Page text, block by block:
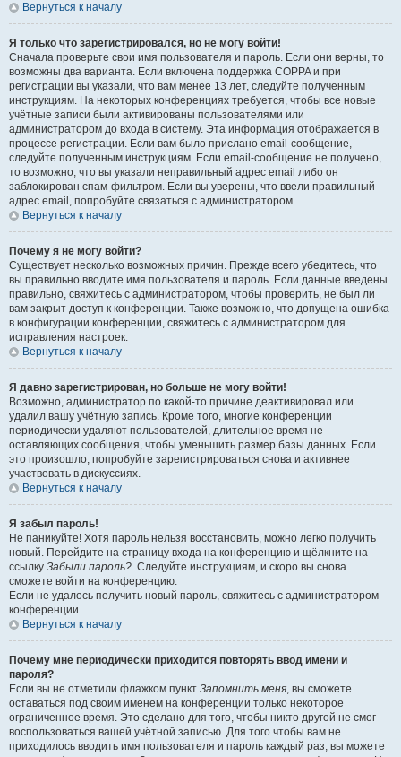
Вернуться к началу
Я только что зарегистрировался, но не могу войти!
Сначала проверьте свои имя пользователя и пароль. Если они верны, то
возможны два варианта. Если включена поддержка COPPA и при
регистрации вы указали, что вам менее 13 лет, следуйте полученным
инструкциям. На некоторых конференциях требуется, чтобы все новые
учётные записи были активированы пользователями или
администратором до входа в систему. Эта информация отображается в
процессе регистрации. Если вам было прислано email-сообщение,
следуйте полученным инструкциям. Если email-сообщение не получено,
то возможно, что вы указали неправильный адрес email либо он
заблокирован спам-фильтром. Если вы уверены, что ввели правильный
адрес email, попробуйте связаться с администратором.
Вернуться к началу
Почему я не могу войти?
Существует несколько возможных причин. Прежде всего убедитесь, что
вы правильно вводите имя пользователя и пароль. Если данные введены
правильно, свяжитесь с администратором, чтобы проверить, не был ли
вам закрыт доступ к конференции. Также возможно, что допущена ошибка
в конфигурации конференции, свяжитесь с администратором для
исправления настроек.
Вернуться к началу
Я давно зарегистрирован, но больше не могу войти!
Возможно, администратор по какой-то причине деактивировал или
удалил вашу учётную запись. Кроме того, многие конференции
периодически удаляют пользователей, длительное время не
оставляющих сообщения, чтобы уменьшить размер базы данных. Если
это произошло, попробуйте зарегистрироваться снова и активнее
участвовать в дискуссиях.
Вернуться к началу
Я забыл пароль!
Не паникуйте! Хотя пароль нельзя восстановить, можно легко получить
новый. Перейдите на страницу входа на конференцию и щёлкните на
ссылку Забыли пароль?. Следуйте инструкциям, и скоро вы снова
сможете войти на конференцию.
Если не удалось получить новый пароль, свяжитесь с администратором
конференции.
Вернуться к началу
Почему мне периодически приходится повторять ввод имени и
пароля?
Если вы не отметили флажком пункт Запомнить меня, вы сможете
оставаться под своим именем на конференции только некоторое
ограниченное время. Это сделано для того, чтобы никто другой не смог
воспользоваться вашей учётной записью. Для того чтобы вам не
приходилось вводить имя пользователя и пароль каждый раз, вы можете